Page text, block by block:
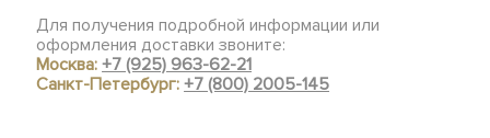
Для получения подробной информации или
оформления доставки звоните:
Москва:+7 (925) 963-62-21
Санкт-Петербург:+7 (800) 2005-145